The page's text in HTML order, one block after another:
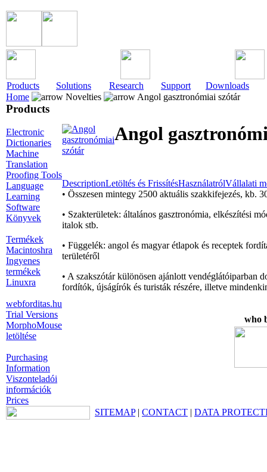
Products Solutions Research Support
Downloads
Home
Novelties Angol gasztronómiai szótár
Products
Electronic
Dictionaries
Machine
Translation
Proofing Tools
Language
Learning
Software
Könyvek
Termékek
Macintoshra
Ingyenes
termékek
Linuxra
webforditas.hu
Trial Versions
MorphoMouse
letöltése
Purchasing
Information
Viszonteladói
információk
Prices
Angol
DescriptionLetöltés és FrissítésHasználatrólVállalati
• Összesen mintegy 2500 aktuális szakkifejezés, kb.
• Szakterületek: általános gasztronómia, elkészítési
italok stb.
• Függelék: angol és magyar étlapok és receptek
területéről
• A szakszótár különösen ajánlott vendéglátóiparban
fordítók, újságírók és turisták részére, illetve
who
SITEMAP| CONTACT | DATA